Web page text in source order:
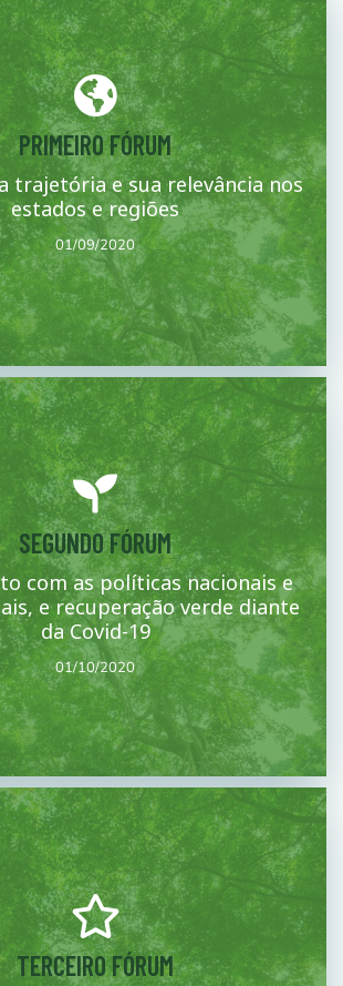
PRIMEIRO FÓRUM
trajetória e sua relevância nos
estados e regiões
01/09/2020
01/09/2020
trabalho para o desenvolvimento de uma nota
as trajetórias estaduais e regionais. Nesta
serão trabalhados os objetivos e resultados
esperados.
Mais
SEGUNDO FÓRUM
com as políticas nacionais e
e recuperação verde diante
da Covid-19
01/10/2020
01/10/2020
trabalho para avançar na justificativa e quadro
nacional e ambiental e na nota conceitual.
Mais
TERCEIRO FÓRUM
Mais